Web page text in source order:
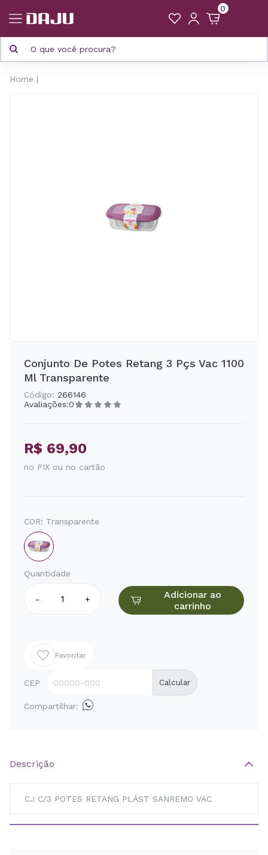
0
Home
Conjunto De Potes Retang 3 Pçs Vac 1100
Ml Transparente
Código: 266146
Avaliações:0
R$ 69,90
no PIX ou no cartão
COR: Transparente
Quantidade
- +
Adicionar ao
carrinho
Favoritar
CEP Calcular
Compartilhar:
Descrição
CJ C/3 POTES RETANG PLÁST SANREMO VAC